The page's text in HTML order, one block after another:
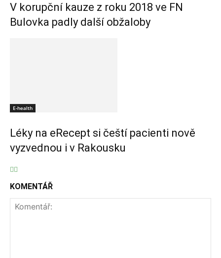
V korupční kauze z roku 2018 ve FN
Bulovka padly další obžaloby
E-health
Léky na eRecept si čeští pacienti nově
vyzvednou i v Rakousku
KOMENTÁŘ